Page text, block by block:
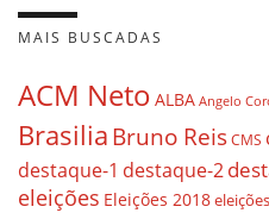
MAIS BUSCADAS
ACM Neto ALBA Angelo
BrasiliaBruno ReisCMS
destaque-1 destaque-2
eleições Eleições 2018